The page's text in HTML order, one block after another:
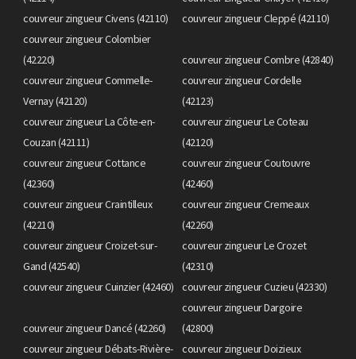
couvreur zingueur Civens (42110)
couvreur zingueur Cleppé (42110)
couvreur zingueur Colombier
(42220)
couvreur zingueur Combre (42840)
couvreur zingueur Commelle-
Vernay (42120)
couvreur zingueur Cordelle
(42123)
couvreur zingueur La Côte-en-
Couzan (42111)
couvreur zingueur Le Coteau
(42120)
couvreur zingueur Cottance
(42360)
couvreur zingueur Coutouvre
(42460)
couvreur zingueur Craintilleux
(42210)
couvreur zingueur Cremeaux
(42260)
couvreur zingueur Croizet-sur-
Gand (42540)
couvreur zingueur Le Crozet
(42310)
couvreur zingueur Cuinzier (42460)
couvreur zingueur Cuzieu (42330)
couvreur zingueur Dancé (42260)
couvreur zingueur Dargoire
(42800)
couvreur zingueur Débats-Rivière-
couvreur zingueur Doizieux